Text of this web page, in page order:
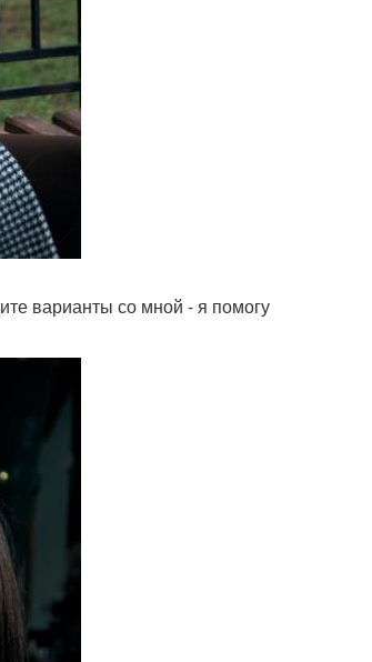
варианты со мной - я помогу